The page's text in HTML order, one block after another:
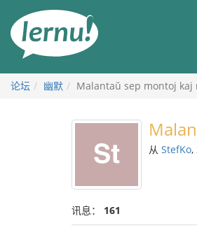
论坛 幽默 Malantaŭ sep montoj
从 StefKo,
讯息： 161